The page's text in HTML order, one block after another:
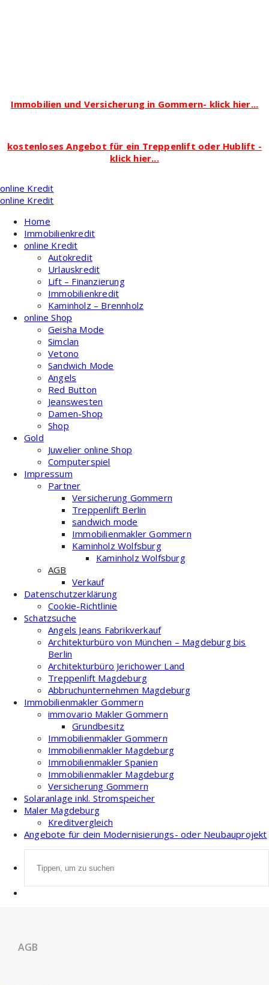
Immobilien und Versicherung in Gommern- klick hier...
kostenloses Angebot für ein Treppenlift oder Hublift -
klick hier...
Inhalt
springen
online Kredit
online Kredit
Home
Immobilienkredit
online Kredit
Autokredit
Urlauskredit
Lift – Finanzierung
Immobilienkredit
Kaminholz – Brennholz
online Shop
Geisha Mode
Simclan
Vetono
Sandwich Mode
Angels
Red Button
Jeanswesten
Damen-Shop
Shop
Gold
Juwelier online Shop
Computerspiel
Impressum
Partner
Versicherung Gommern
Treppenlift Berlin
sandwich mode
Immobilienmakler Gommern
Kaminholz Wolfsburg
Kaminholz Wolfsburg
AGB
Verkauf
Datenschutzerklärung
Cookie-Richtlinie
Schatzsuche
Angels Jeans Fabrikverkauf
Architekturbüro von München – Magdeburg bis
Berlin
Architekturbüro Jerichower Land
Treppenlift Magdeburg
Abbruchunternehmen Magdeburg
Immobilienmakler Gommern
immovario Makler Gommern
Grundbesitz
Immobilienmakler Gommern
Immobilienmakler Magdeburg
Immobilienmakler Spanien
Immobilienmakler Magdeburg
Versicherung Gommern
Solaranlage inkl. Stromspeicher
Maler Magdeburg
Kreditvergleich
Angebote für dein Modernisierungs- oder Neubauprojekt
nach:
AGB